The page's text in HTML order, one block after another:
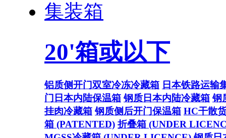
集装箱
20'箱或以下
铝质侧开门双室冷冻冷藏箱 日本铁路运输
门日本内陆保温箱 钢质日本内陆冷藏箱 钢
挂肉冷藏箱 钢质侧后开门保温箱 HC干散
箱 (PATENTED) 折叠箱 (UNDER